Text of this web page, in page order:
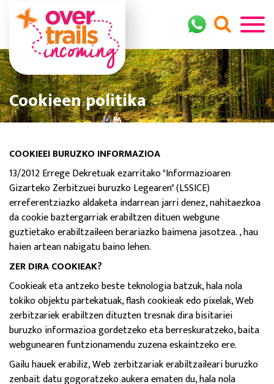
Cookieen politika
COOKIEEI BURUZKO INFORMAZIOA
13/2012 Errege Dekretuak ezarritako "Informazioaren
Gizarteko Zerbitzuei buruzko Legearen" (LSSICE)
erreferentziazko aldaketa indarrean jarri denez, nahitaezkoa
da cookie baztergarriak erabiltzen dituen webgune
guztietako erabiltzaileen berariazko baimena jasotzea. , hau
haien artean nabigatu baino lehen.
ZER DIRA COOKIEAK?
Cookieak eta antzeko beste teknologia batzuk, hala nola
tokiko objektu partekatuak, flash cookieak edo pixelak, Web
zerbitzariek erabiltzen dituzten tresnak dira bisitariei
buruzko informazioa gordetzeko eta berreskuratzeko, baita
webgunearen funtzionamendu zuzena eskaintzeko ere.
Gailu hauek erabiliz, Web zerbitzariak erabiltzaileari buruzko
zenbait datu gogoratzeko aukera ematen du, hala nola